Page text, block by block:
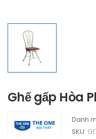
Ghế gấp Hòa
Danh
SKU: